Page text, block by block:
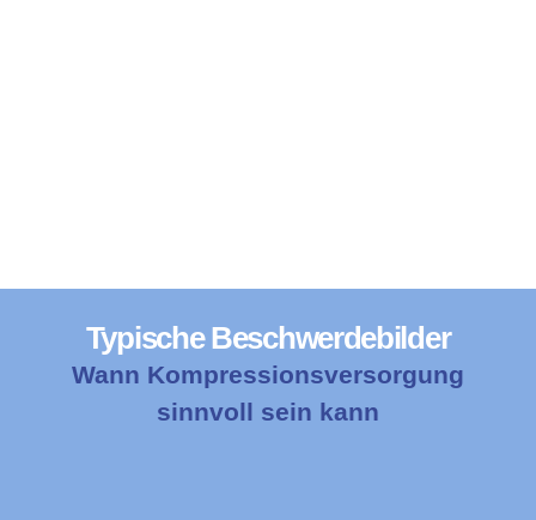
Typische Beschwerdebilder
Wann Kompressionsversorgung
sinnvoll sein kann